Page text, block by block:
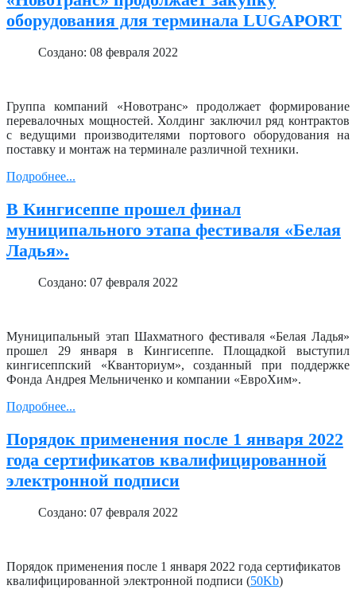
оборудования для терминала LUGAPORT
Создано: 08 февраля 2022
Группа компаний «Новотранс» продолжает формирование
перевалочных мощностей. Холдинг заключил ряд контрактов
с ведущими производителями портового оборудования на
поставку и монтаж на терминале различной техники.
Подробнее...
В Кингисеппе прошел финал
муниципального этапа фестиваля «Белая
Ладья».
Создано: 07 февраля 2022
Муниципальный этап Шахматного фестиваля «Белая Ладья»
прошел 29 января в Кингисеппе. Площадкой выступил
кингисеппский «Кванториум», созданный при поддержке
Фонда Андрея Мельниченко и компании «ЕвроХим».
Подробнее...
Порядок применения после 1 января 2022
года сертификатов квалифицированной
электронной подписи
Создано: 07 февраля 2022
Порядок применения после 1 января 2022 года сертификатов
квалифицированной электронной подписи (50Kb)